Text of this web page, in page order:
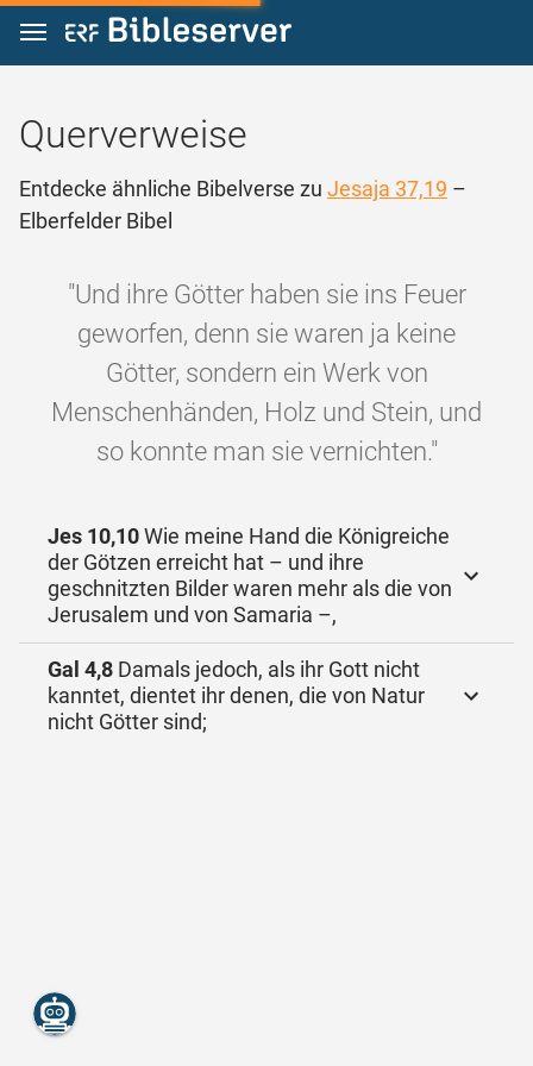
Zum Inhalt springen
Querverweise
Entdecke ähnliche Bibelverse zu Jesaja 37,19 –
Elberfelder Bibel
"Und ihre Götter haben sie ins Feuer
geworfen, denn sie waren ja keine
Götter, sondern ein Werk von
Menschenhänden, Holz und Stein, und
so konnte man sie vernichten."
Jes 10,10Wie meine Hand die Königreiche
der Götzen erreicht hat – und ihre
geschnitzten Bilder waren mehr als die von
Jerusalem und von Samaria –,
Gal 4,8 Damals jedoch, als ihr Gott nicht
kanntet, dientet ihr denen, die von Natur
nicht Götter sind;